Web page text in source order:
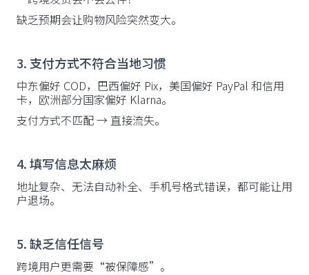
缺乏预期会让购物风险突然变大。
3. 支付方式不符合当地习惯
中东偏好 COD，巴西偏好 Pix，美国偏好 PayPal 和信用
卡，欧洲部分国家偏好 Klarna。
支付方式不匹配 → 直接流失。
4. 填写信息太麻烦
地址复杂、无法自动补全、手机号格式错误，都可能让用
户退场。
5. 缺乏信任信号
跨境用户更需要“被保障感”。